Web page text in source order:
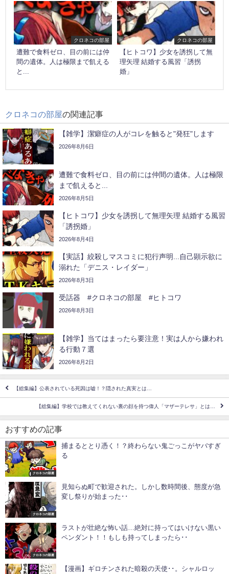
クロネコの部屋
遭難で食料ゼロ、目の前には仲
間の遺体。人は極限まで飢える
と...
クロネコの部屋
【ヒトコワ】少女を誘拐して無
理矢理 結婚する風習「誘拐
婚」
クロネコの部屋の関連記事
【雑学】潔癖症の人がコレを触ると"発狂"します
2026年8月6日
遭難で食料ゼロ、目の前には仲間の遺体。人は極限
まで飢えると...
2026年8月5日
【ヒトコワ】少女を誘拐して無理矢理 結婚する風習
「誘拐婚」
2026年8月4日
【実話】絞殺しマスコミに犯行声明...自己顕示欲に
溺れた「デニス・レイダー」
2026年8月3日
受話器 #クロネコの部屋 #ヒトコワ
2026年8月3日
【雑学】当てはまったら要注意！実は人から嫌われ
る行動７選
2026年8月2日
【総集編】公表されている死因は嘘！？隠された真実とは…
【総集編】学校では教えてくれない裏の顔を持つ偉人「マザーテレサ」とは…
おすすめの記事
クロネコの部屋
捕まるととり憑く！？終わらない鬼ごっこがヤバすぎ
る
クロネコの部屋
見知らぬ町で歓迎された。しかし数時間後、態度が急
変し祭りが始まった･･
クロネコの部屋
ラストが壮絶な怖い話…絶対に持ってはいけない黒い
ペンダント！！もしも持ってしまったら･･
【漫画】ギロチンされた暗殺の天使･･。シャルロッ